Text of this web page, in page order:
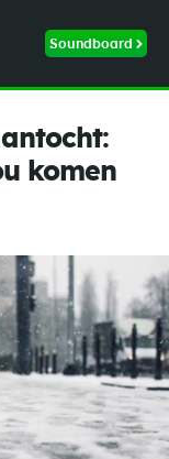
Soundboard
komen